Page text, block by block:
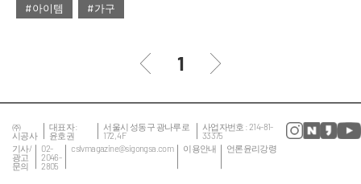
#아이템
#가구
#소품
#의자
#인테리어
#조명
#집 꾸미기
#침실
#테이블
1
㈜
시공사
대표자 :
윤호권
서울시 성동구 광나루로
172, 4F
사업자번호 : 214-81-
33375
기사/
광고
문의
02-
2046-
2805
cslvmagazine@sigongsa.com 이용안내 언론윤리강령